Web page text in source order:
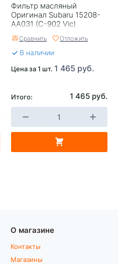
Фильтр масляный
Оригинал Subaru 15208-
AA031 (C-902 Vic)
Сравнить Отложить
В наличии
Цена за 1 шт. 1 465 руб.
Итого: 1 465 руб.
О магазине
Контакты
Магазины